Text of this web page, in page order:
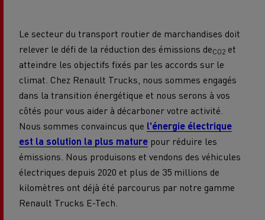
Le secteur du transport routier de marchandises doit
relever le défi de la réduction des émissions deCO2 et
atteindre les objectifs fixés par les accords sur le
climat. Chez Renault Trucks, nous sommes engagés
dans la transition énergétique et nous serons à vos
côtés pour vous aider à décarboner votre activité.
Nous sommes convaincus que l'énergie électrique
est la solution la plus mature pour réduire les
émissions. Nous produisons et vendons des véhicules
électriques depuis 2020 et plus de 35 millions de
kilomètres ont déjà été parcourus par notre gamme
Renault Trucks E-Tech.